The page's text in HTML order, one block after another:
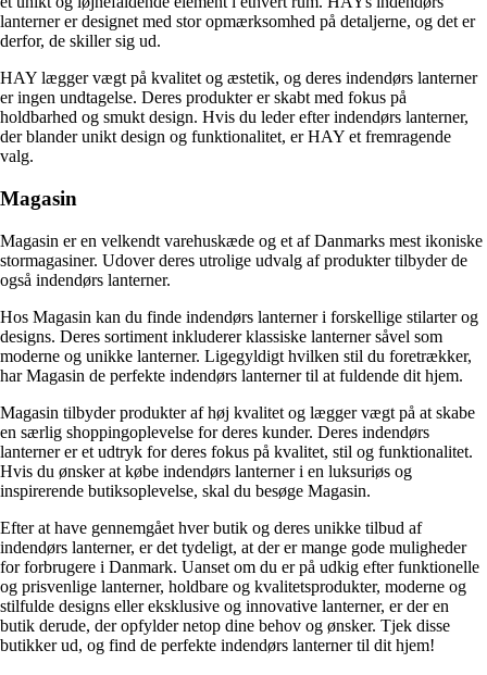
lanterner er designet med stor opmærksomhed på detaljerne, og det er
derfor, de skiller sig ud.
HAY lægger vægt på kvalitet og æstetik, og deres indendørs lanterner
er ingen undtagelse. Deres produkter er skabt med fokus på
holdbarhed og smukt design. Hvis du leder efter indendørs lanterner,
der blander unikt design og funktionalitet, er HAY et fremragende
valg.
Magasin
Magasin er en velkendt varehuskæde og et af Danmarks mest ikoniske
stormagasiner. Udover deres utrolige udvalg af produkter tilbyder de
også indendørs lanterner.
Hos Magasin kan du finde indendørs lanterner i forskellige stilarter og
designs. Deres sortiment inkluderer klassiske lanterner såvel som
moderne og unikke lanterner. Ligegyldigt hvilken stil du foretrækker,
har Magasin de perfekte indendørs lanterner til at fuldende dit hjem.
Magasin tilbyder produkter af høj kvalitet og lægger vægt på at skabe
en særlig shoppingoplevelse for deres kunder. Deres indendørs
lanterner er et udtryk for deres fokus på kvalitet, stil og funktionalitet.
Hvis du ønsker at købe indendørs lanterner i en luksuriøs og
inspirerende butiksoplevelse, skal du besøge Magasin.
Efter at have gennemgået hver butik og deres unikke tilbud af
indendørs lanterner, er det tydeligt, at der er mange gode muligheder
for forbrugere i Danmark. Uanset om du er på udkig efter funktionelle
og prisvenlige lanterner, holdbare og kvalitetsprodukter, moderne og
stilfulde designs eller eksklusive og innovative lanterner, er der en
butik derude, der opfylder netop dine behov og ønsker. Tjek disse
butikker ud, og find de perfekte indendørs lanterner til dit hjem!